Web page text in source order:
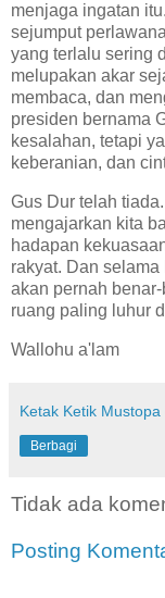
menjaga ingatan
sejumput
yang terlalu sering
melupakan akar
membaca, dan
presiden bernama
kesalahan, tetapi
keberanian, dan
Gus Dur telah
mengajarkan kita
hadapan
rakyat. Dan
akan pernah
ruang paling luhur
Wallohu a'lam
Ketak Ketik Mustopa
Berbagi
Tidak ada
Posting